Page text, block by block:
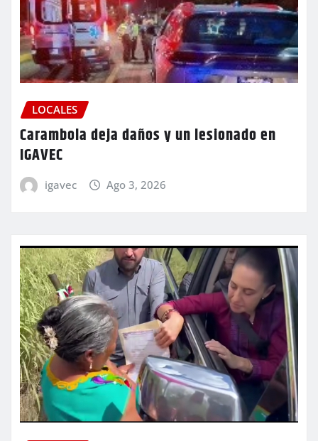
LOCALES
Carambola deja daños y un lesionado en
IGAVEC
igavec Ago 3, 2026